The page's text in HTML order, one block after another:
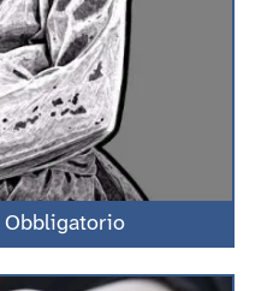
Obbligatorio